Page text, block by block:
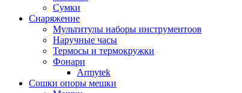
Сумки
Снаряжение
Мультитулы наборы инструментоов
Наручные часы
Термосы и термокружки
Фонари
Armytek
Сошки опоры мешки